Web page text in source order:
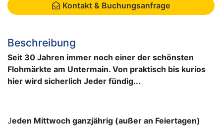
Kontakt & Buchungsanfrage
Beschreibung
Seit 30 Jahren immer noch einer der schönsten
Flohmärkte am Untermain. Von praktisch bis kurios
hier wird sicherlich Jeder fündig...
Jeden Mittwoch ganzjährig (außer an Feiertagen)